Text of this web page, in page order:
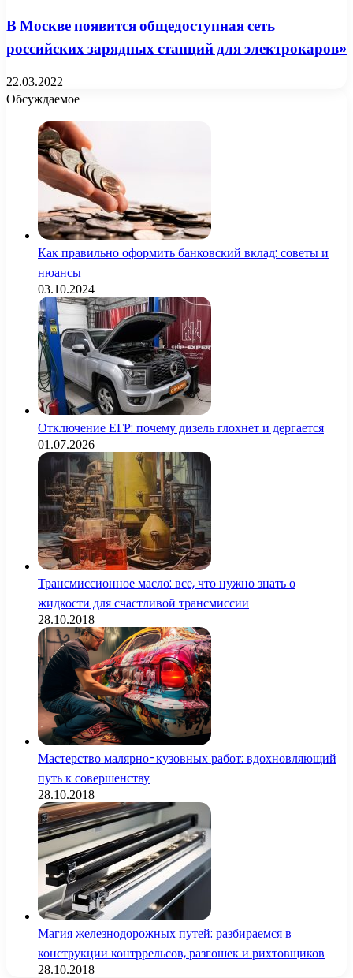
В Москве появится общедоступная сеть
российских зарядных станций для электрокаров»
22.03.2022
Обсуждаемое
Как правильно оформить банковский вклад: советы и
нюансы
03.10.2024
Отключение ЕГР: почему дизель глохнет и дергается
01.07.2026
Трансмиссионное масло: все, что нужно знать о
жидкости для счастливой трансмиссии
28.10.2018
Мастерство малярно-кузовных работ: вдохновляющий
путь к совершенству
28.10.2018
Магия железнодорожных путей: разбираемся в
конструкции контррельсов, разгошек и рихтовщиков
28.10.2018